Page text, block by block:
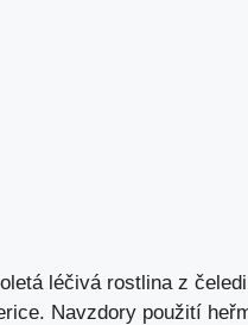
léčivá rostlina z
Navzdory použití